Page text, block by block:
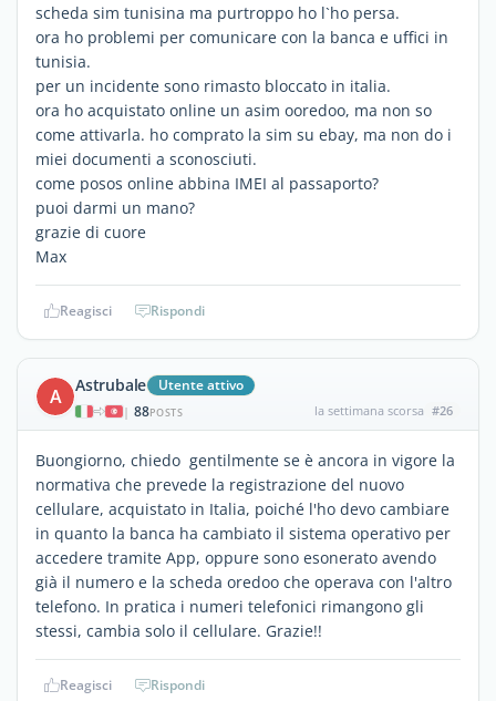
scheda sim tunisina ma purtroppo ho l`ho persa.
ora ho problemi per comunicare con la banca e uffici in
tunisia.
per un incidente sono rimasto bloccato in italia.
ora ho acquistato online un asim ooredoo, ma non so
come attivarla. ho comprato la sim su ebay, ma non do i
miei documenti a sconosciuti.
come posos online abbina IMEI al passaporto?
puoi darmi un mano?
grazie di cuore
Max
Reagisci Rispondi
A Astrubale Utente attivo
| 88POSTS la settimana scorsa #26
Buongiorno, chiedo gentilmente se è ancora in vigore la
normativa che prevede la registrazione del nuovo
cellulare, acquistato in Italia, poiché l'ho devo cambiare
in quanto la banca ha cambiato il sistema operativo per
accedere tramite App, oppure sono esonerato avendo
già il numero e la scheda oredoo che operava con l'altro
telefono. In pratica i numeri telefonici rimangono gli
stessi, cambia solo il cellulare. Grazie!!
Reagisci Rispondi